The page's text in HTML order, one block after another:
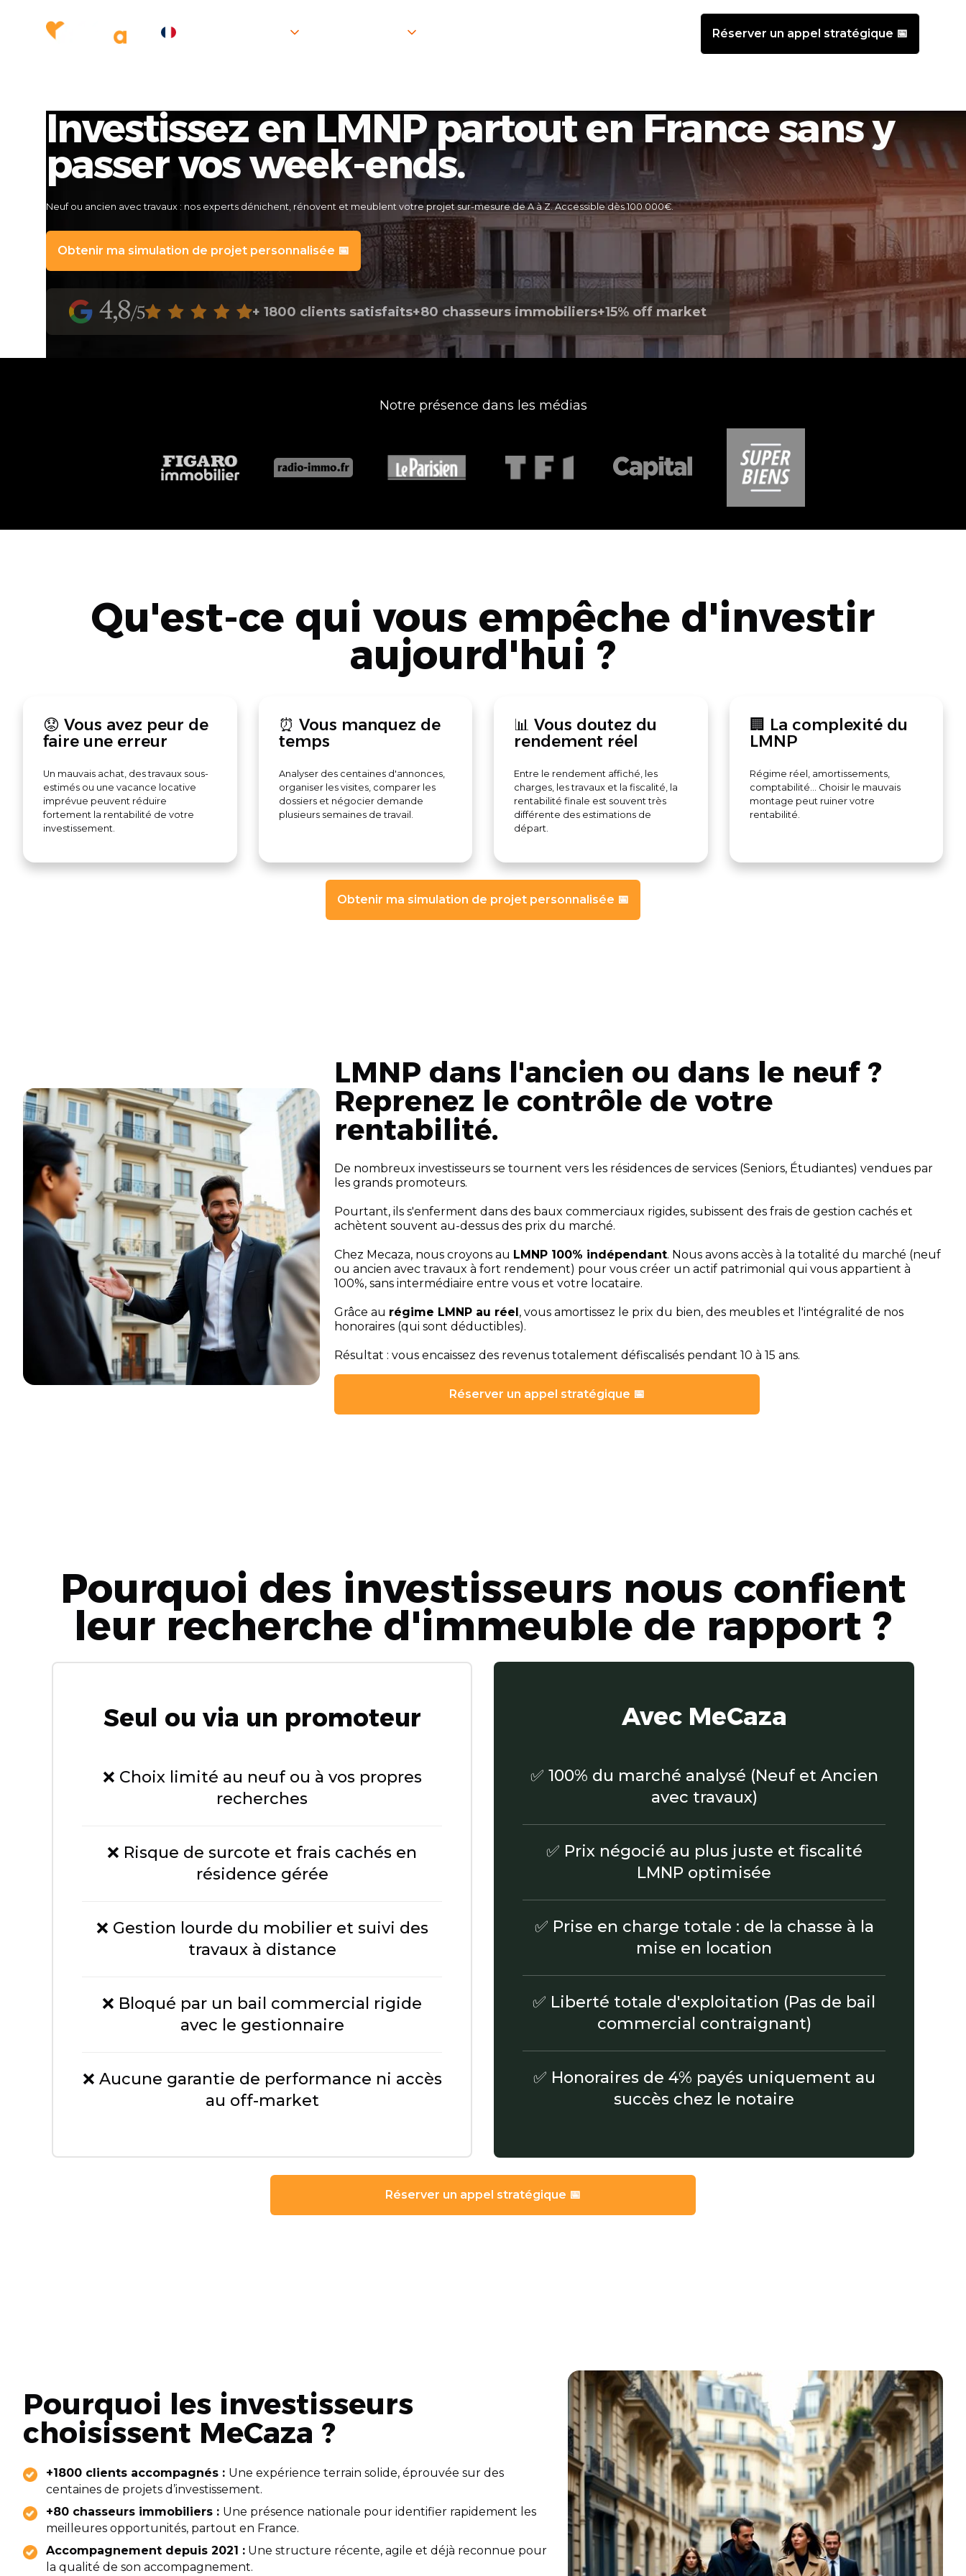
FRANÇAIS Nos services S'informer Réserver un appel stratégique 📅
Investissez en LMNP partout en France sans y
passer vos week-ends.
Neuf ou ancien avec travaux : nos experts dénichent, rénovent et meublent votre projet sur-mesure de A à Z. Accessible dès 100 000€.
Obtenir ma simulation de projet personnalisée 📅
+ 1800 clients satisfaits+80 chasseurs immobiliers+15% off market
Notre présence dans les médias
Qu'est-ce qui vous empêche d'investir
aujourd'hui ?
😟 Vous avez peur de
faire une erreur
Un mauvais achat, des travaux sous-
estimés ou une vacance locative
imprévue peuvent réduire
fortement la rentabilité de votre
investissement.
⏰ Vous manquez de
temps
Analyser des centaines d'annonces,
organiser les visites, comparer les
dossiers et négocier demande
plusieurs semaines de travail.
📊 Vous doutez du
rendement réel
Entre le rendement affiché, les
charges, les travaux et la fiscalité, la
rentabilité finale est souvent très
différente des estimations de
départ.
🏢 La complexité du
LMNP
Régime réel, amortissements,
comptabilité... Choisir le mauvais
montage peut ruiner votre
rentabilité.
Obtenir ma simulation de projet personnalisée 📅
LMNP dans l'ancien ou dans le neuf ?
Reprenez le contrôle de votre
rentabilité.
De nombreux investisseurs se tournent vers les résidences de services (Seniors, Étudiantes) vendues par
les grands promoteurs.
Pourtant, ils s'enferment dans des baux commerciaux rigides, subissent des frais de gestion cachés et
achètent souvent au-dessus des prix du marché.
Chez Mecaza, nous croyons au LMNP 100% indépendant. Nous avons accès à la totalité du marché (neuf
ou ancien avec travaux à fort rendement) pour vous créer un actif patrimonial qui vous appartient à
100%, sans intermédiaire entre vous et votre locataire.
Grâce au régime LMNP au réel , vous amortissez le prix du bien, des meubles et l'intégralité de nos
honoraires (qui sont déductibles).
Résultat : vous encaissez des revenus totalement défiscalisés pendant 10 à 15 ans.
Réserver un appel stratégique 📅
Pourquoi des investisseurs nous confient
leur recherche d'immeuble de rapport ?
Seul ou via un promoteur
❌ Choix limité au neuf ou à vos propres
recherches
❌ Risque de surcote et frais cachés en
résidence gérée
❌ Gestion lourde du mobilier et suivi des
travaux à distance
❌ Bloqué par un bail commercial rigide
avec le gestionnaire
❌ Aucune garantie de performance ni accès
au off-market
Avec MeCaza
✅ 100% du marché analysé (Neuf et Ancien
avec travaux)
✅ Prix négocié au plus juste et fiscalité
LMNP optimisée
✅ Prise en charge totale : de la chasse à la
mise en location
✅ Liberté totale d'exploitation (Pas de bail
commercial contraignant)
✅ Honoraires de 4% payés uniquement au
succès chez le notaire
Réserver un appel stratégique 📅
Pourquoi les investisseurs
choisissent MeCaza ?
+1800 clients accompagnés : Une expérience terrain solide, éprouvée sur des
centaines de projets d’investissement.
+80 chasseurs immobiliers : Une présence nationale pour identifier rapidement les
meilleures opportunités, partout en France.
Accompagnement depuis 2021 : Une structure récente, agile et déjà reconnue pour
la qualité de son accompagnement.